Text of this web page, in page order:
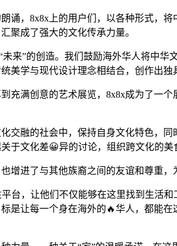
诵，8x8x上的用户们，以各种形式，
聚成了强大的文化传承力量。
来”的创造。我们鼓励海外华人将中
美学与现代设计理念相结合，创作出独
充满创意的艺术展览，8x8x成为了一
交融的社会中，保持自身文化特色，
于文化差😀异的讨论，组织跨文化的
增进了与其他族裔之间的友谊和尊重，
台，让他们不仅能够在这里找到生活
是让每一个身在海外的🔥华人，都能